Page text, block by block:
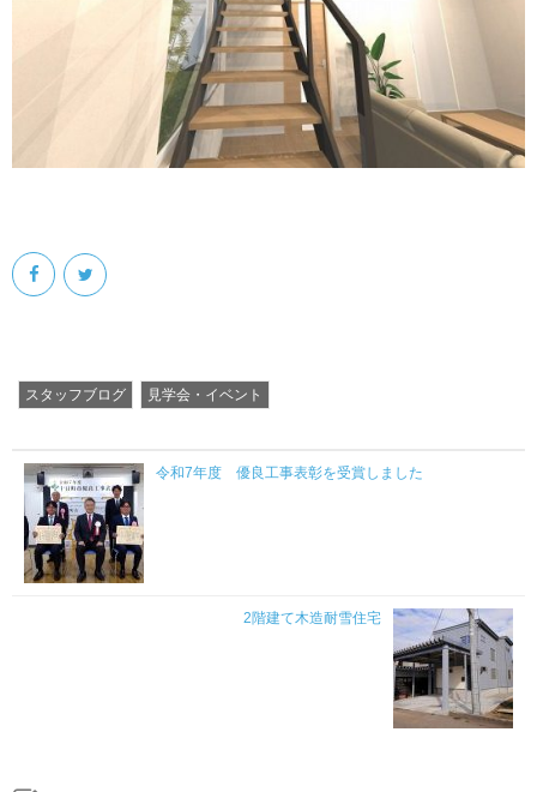
スタッフブログ 見学会・イベント
令和7年度 優良工事表彰を受賞しました
2階建て木造耐雪住宅